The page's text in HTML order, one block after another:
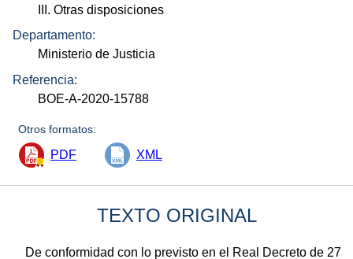
III. Otras disposiciones
Departamento:
Ministerio de Justicia
Referencia:
BOE-A-2020-15788
Otros formatos:
PDF XML
TEXTO ORIGINAL
De conformidad con lo previsto en el Real Decreto de 27